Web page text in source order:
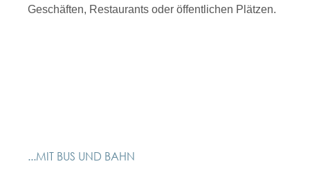
Geschäften, Restaurants oder öffentlichen Plätzen.
...MIT BUS UND BAHN